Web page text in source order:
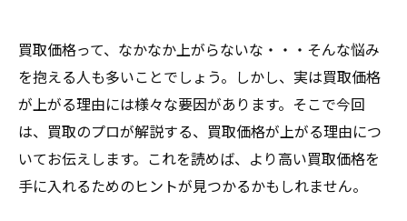
買取価格って、なかなか上がらないな・・・そんな悩み
を抱える人も多いことでしょう。しかし、実は買取価格
が上がる理由には様々な要因があります。そこで今回
は、買取のプロが解説する、買取価格が上がる理由につ
いてお伝えします。これを読めば、より高い買取価格を
手に入れるためのヒントが見つかるかもしれません。